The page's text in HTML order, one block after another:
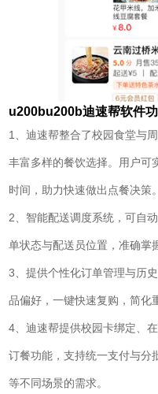
u200bu200b迪速帮软件
1、迪速帮整合了校园食堂与
丰富多样的餐饮选择。用户可
时间，助力快速做出点餐决策。
2、智能配送调度系统，可自
单状态与配送员位置，准确掌
3、提供个性化订单管理与历
品偏好，一键快速复购，简化
4、迪速帮提供校园卡绑定、
订餐功能，支持统一支付与分
等不同场景的需求。